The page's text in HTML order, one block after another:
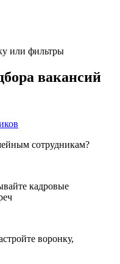
или фильтры
вакансий
сотрудникам?
кадровые
воронку,